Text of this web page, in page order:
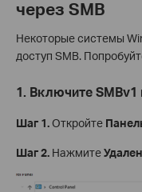
через SMB
Некоторые системы
доступ SMB.
1. Включите SMBv1
Шаг 1.Откройте
Шаг 2. Нажмите